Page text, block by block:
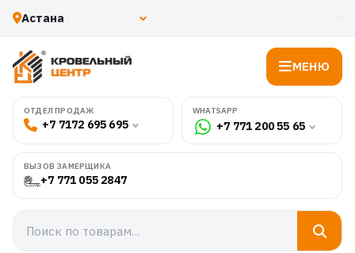
МЕНЮ
ОТДЕЛ ПРОДАЖ
+7 7172 695 695
WHATSAPP
+7 771 200 55 65
ВЫЗОВ ЗАМЕРЩИКА
+7 771 055 2847